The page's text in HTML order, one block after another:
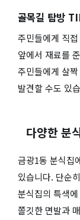
골목길 탐방
주민들에게 직
앞에서 재료를
주민들에게 살
발견할 수도 있
다양한 분
금광1동 분식집
있습니다. 단순
분식집의 특색
쫄깃한 면발과